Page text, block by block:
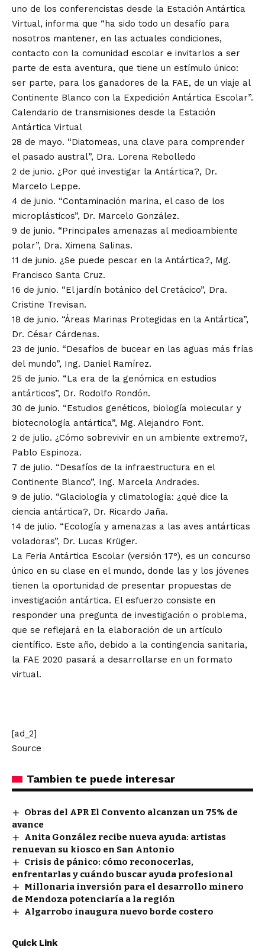
uno de los conferencistas desde la Estación Antártica
Virtual, informa que “ha sido todo un desafío para
nosotros mantener, en las actuales condiciones,
contacto con la comunidad escolar e invitarlos a ser
parte de esta aventura, que tiene un estímulo único:
ser parte, para los ganadores de la FAE, de un viaje al
Continente Blanco con la Expedición Antártica Escolar”.
Calendario de transmisiones desde la Estación
Antártica Virtual
28 de mayo. “Diatomeas, una clave para comprender
el pasado austral”, Dra. Lorena Rebolledo
2 de junio. ¿Por qué investigar la Antártica?, Dr.
Marcelo Leppe.
4 de junio. “Contaminación marina, el caso de los
microplásticos”, Dr. Marcelo González.
9 de junio. “Principales amenazas al medioambiente
polar”, Dra. Ximena Salinas.
11 de junio. ¿Se puede pescar en la Antártica?, Mg.
Francisco Santa Cruz.
16 de junio. “El jardín botánico del Cretácico”, Dra.
Cristine Trevisan.
18 de junio. “Áreas Marinas Protegidas en la Antártica”,
Dr. César Cárdenas.
23 de junio. “Desafíos de bucear en las aguas más frías
del mundo”, Ing. Daniel Ramírez.
25 de junio. “La era de la genómica en estudios
antárticos”, Dr. Rodolfo Rondón.
30 de junio. “Estudios genéticos, biología molecular y
biotecnología antártica”, Mg. Alejandro Font.
2 de julio. ¿Cómo sobrevivir en un ambiente extremo?,
Pablo Espinoza.
7 de julio. “Desafíos de la infraestructura en el
Continente Blanco”, Ing. Marcela Andrades.
9 de julio. “Glaciología y climatología: ¿qué dice la
ciencia antártica?, Dr. Ricardo Jaña.
14 de julio. “Ecología y amenazas a las aves antárticas
voladoras”, Dr. Lucas Krüger.
La Feria Antártica Escolar (versión 17°), es un concurso
único en su clase en el mundo, donde las y los jóvenes
tienen la oportunidad de presentar propuestas de
investigación antártica. El esfuerzo consiste en
responder una pregunta de investigación o problema,
que se reflejará en la elaboración de un artículo
científico. Este año, debido a la contingencia sanitaria,
la FAE 2020 pasará a desarrollarse en un formato
virtual.
[ad_2]
Source
Tambien te puede interesar
Obras del APR El Convento alcanzan un 75% de
avance
Anita González recibe nueva ayuda: artistas
renuevan su kiosco en San Antonio
Crisis de pánico: cómo reconocerlas,
enfrentarlas y cuándo buscar ayuda profesional
Millonaria inversión para el desarrollo minero
de Mendoza potenciaría a la región
Algarrobo inaugura nuevo borde costero
Quick Link